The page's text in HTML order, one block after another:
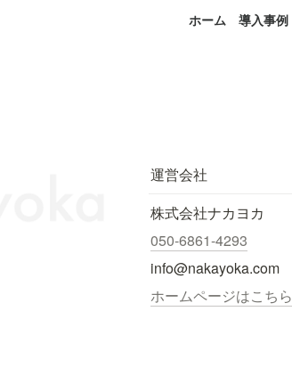
ホーム 導入事例
運営会社
株式会社ナカヨカ
050-6861-4293
info@nakayoka.com
ホームページはこちら